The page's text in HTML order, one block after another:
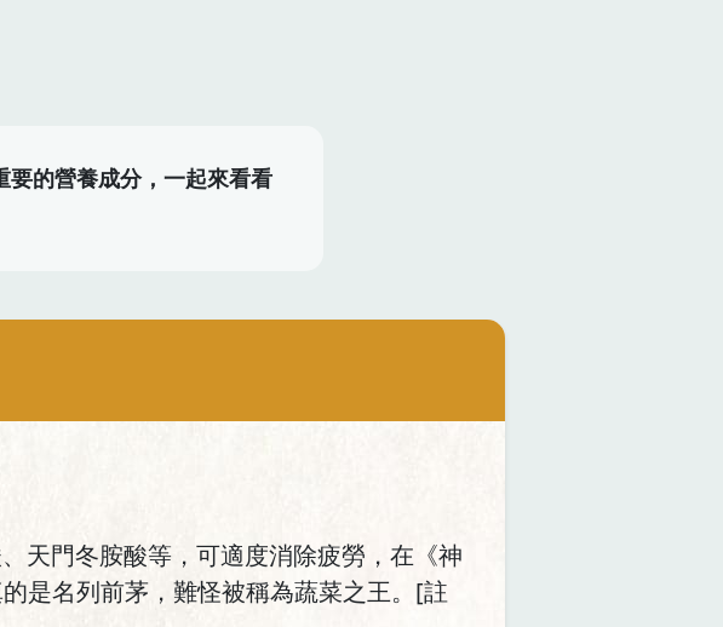
要的營養成分，一起來看看
天門冬胺酸等，可適度消除疲勞，在《神
是名列前茅，難怪被稱為蔬菜之王。[註